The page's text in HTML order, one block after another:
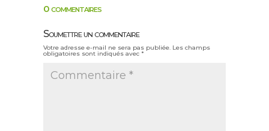
0 commentaires
Soumettre un commentaire
Votre adresse e-mail ne sera pas publiée. Les champs
obligatoires sont indiqués avec *